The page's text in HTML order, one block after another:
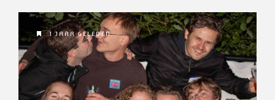
1 JAAR GELEDEN